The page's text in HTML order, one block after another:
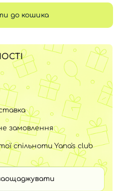
до кошика
замовлення
спільноти Yana's club